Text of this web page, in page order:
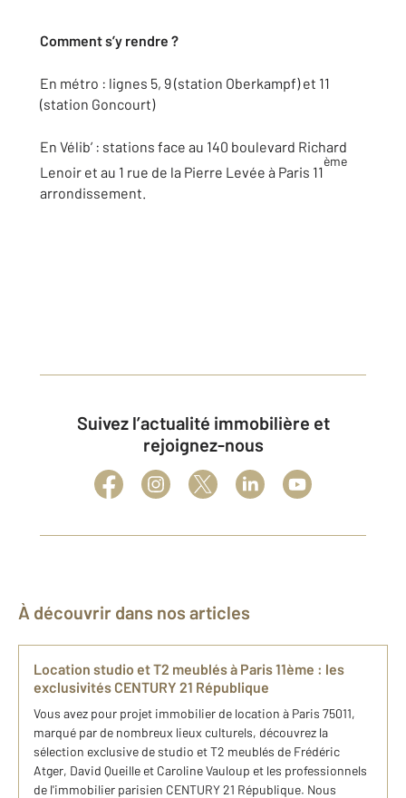
Comment s’y rendre ?
En métro : lignes 5, 9 (station Oberkampf) et 11
(station Goncourt)
En Vélib’ : stations face au 140 boulevard Richard
Lenoir et au 1 rue de la Pierre Levée à Paris 11
ème
arrondissement.
Suivez l’actualité immobilière et
rejoignez-nous
À découvrir dans nos articles
Location studio et T2 meublés à Paris 11ème : les
exclusivités CENTURY 21 République
Vous avez pour projet immobilier de location à Paris 75011,
marqué par de nombreux lieux culturels, découvrez la
sélection exclusive de studio et T2 meublés de Frédéric
Atger, David Queille et Caroline Vauloup et les professionnels
de l'immobilier parisien CENTURY 21 République. Nous